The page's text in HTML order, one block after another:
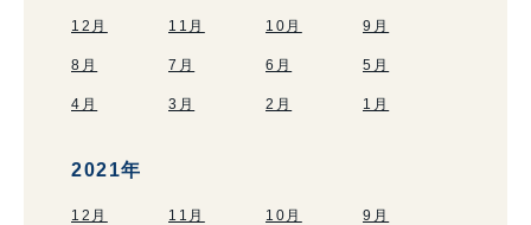
12月 11月 10月 9月
8月 7月 6月 5月
4月 3月 2月 1月
2021年
12月 11月 10月 9月